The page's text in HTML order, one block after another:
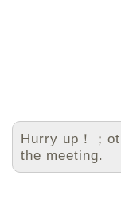
Hurry up！；
the meeting.